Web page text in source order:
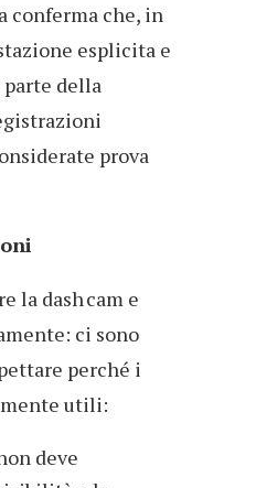
conferma che, in
esplicita e
della
prova
la dash cam e
ci sono
perché i
utili:
deve